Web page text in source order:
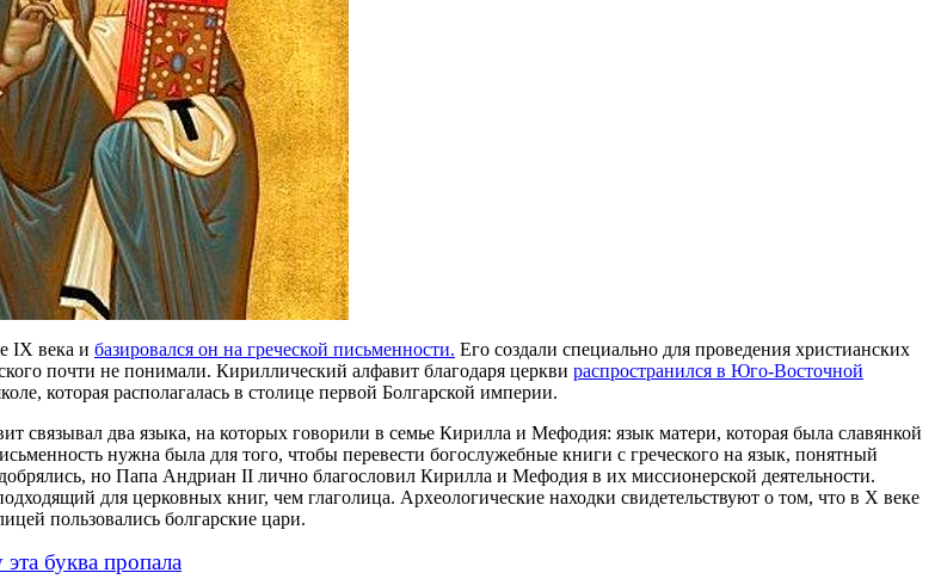
IX века и базировался он на греческой письменности. Его создали специально для проведения христианских
почти не понимали. Кириллический алфавит благодаря церкви распространился в Юго-Восточной
которая располагалась в столице первой Болгарской империи.
два языка, на которых говорили в семье Кирилла и Мефодия: язык матери, которая была славянкой
нужна была для того, чтобы перевести богослужебные книги с греческого на язык, понятный
но Папа Андриан II лично благословил Кирилла и Мефодия в их миссионерской деятельности.
для церковных книг, чем глаголица. Археологические находки свидетельствуют о том, что в X веке
пользовались болгарские цари.
буква пропала